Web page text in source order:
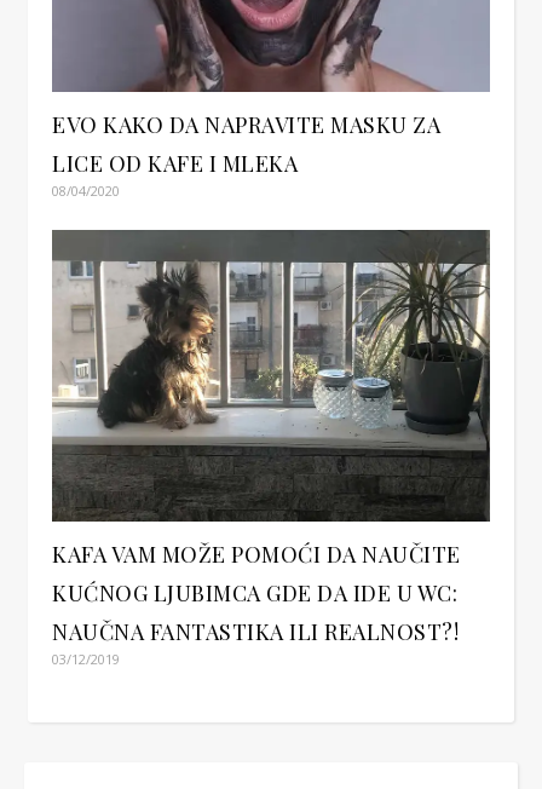
EVO KAKO DA NAPRAVITE MASKU ZA
LICE OD KAFE I MLEKA
08/04/2020
KAFA VAM MOŽE POMOĆI DA NAUČITE
KUĆNOG LJUBIMCA GDE DA IDE U WC:
NAUČNA FANTASTIKA ILI REALNOST?!
03/12/2019